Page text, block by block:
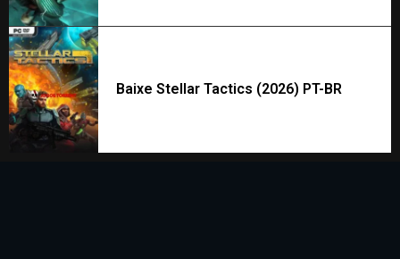
Baixe Stellar Tactics (2026) PT-BR